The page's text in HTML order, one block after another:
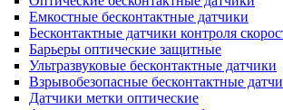
Емкостные бесконтактные датчики
Бесконтактные датчики контроля
Барьеры оптические защитные
Ультразвуковые бесконтактные датчики
Взрывобезопасные бесконтактные
Датчики метки оптические